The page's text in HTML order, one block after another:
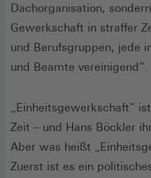
Dachorganisation,
Gewerkschaft in straffer
und Berufsgruppen, jede
und Beamte vereinigend“.
„Einheitsgewerkschaft“
Zeit – und Hans Böckler
Aber was heißt
Zuerst ist es ein